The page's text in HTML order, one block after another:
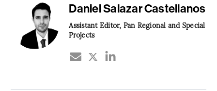
Daniel Salazar Castellanos
Assistant Editor, Pan Regional and Special
Projects